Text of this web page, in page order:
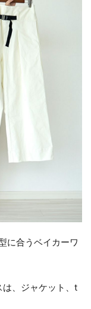
に合うベイカーワ
、ジャケット、t